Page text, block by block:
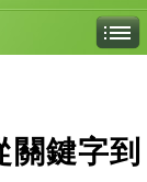
鍵字到